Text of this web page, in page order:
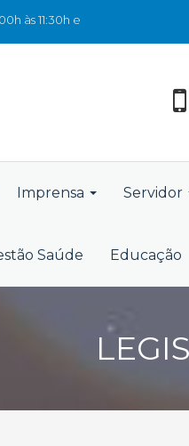
às 11:30h e
Imprensa Servidor
Saúde Educação